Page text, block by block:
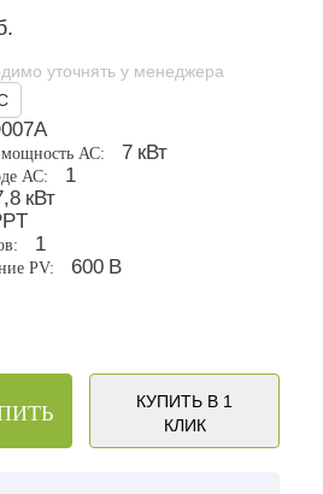
уточнять у менеджера
мощность АС: 7 кВт
АС: 1
кВт
1
PV: 600 В
КУПИТЬ В 1
КЛИК